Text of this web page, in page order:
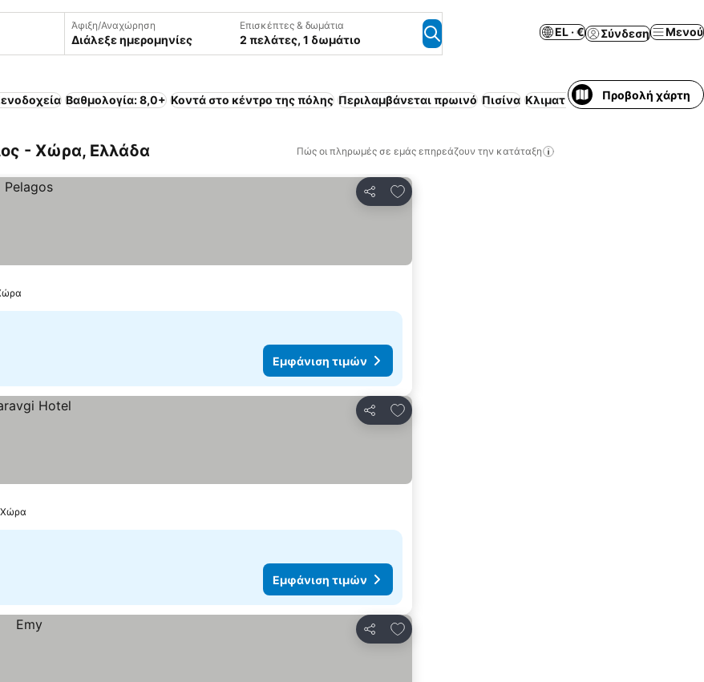
Άφιξη/Αναχώρηση
Διάλεξε ημερομηνίες
Επισκέπτες & δωμάτια
2 πελάτες, 1 δωμάτιο
EL · € Σύνδεση Μενού
Βαθμολογία: 8,0+ Κοντά στο κέντρο της πόλης Περιλαμβάνεται πρωινό Πισίνα Κλιματισμός Επιπλωμένο
Προβολή χάρτη
- Χώρα, Ελλάδα Πώς οι πληρωμές σε εμάς επηρεάζουν την κατάταξη
Κοινοποίηση
Προσθήκη στα αγαπημένα
Εμφάνιση τιμών
Κοινοποίηση
Προσθήκη στα αγαπημένα
Χώρα
Εμφάνιση τιμών
Κοινοποίηση
Προσθήκη στα αγαπημένα